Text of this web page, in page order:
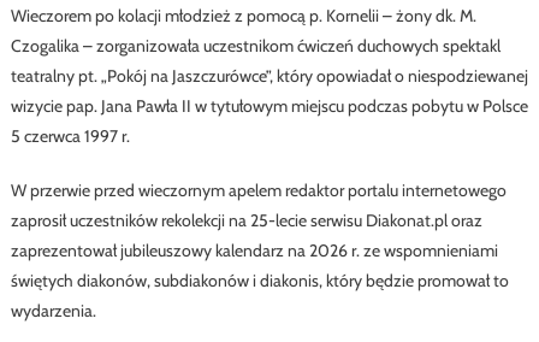
Wieczorem po kolacji młodzież z pomocą p. Kornelii – żony dk. M.
Czogalika – zorganizowała uczestnikom ćwiczeń duchowych spektakl
teatralny pt. „Pokój na Jaszczurówce”, który opowiadał o niespodziewanej
wizycie pap. Jana Pawła II w tytułowym miejscu podczas pobytu w Polsce
5 czerwca 1997 r.
W przerwie przed wieczornym apelem redaktor portalu internetowego
zaprosił uczestników rekolekcji na 25-lecie serwisu Diakonat.pl oraz
zaprezentował jubileuszowy kalendarz na 2026 r. ze wspomnieniami
świętych diakonów, subdiakonów i diakonis, który będzie promował to
wydarzenia.